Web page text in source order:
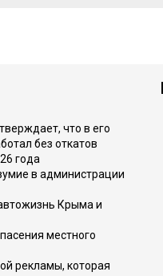
что в его
без откатов
года
в администрации
Крыма и
местного
рекламы, которая